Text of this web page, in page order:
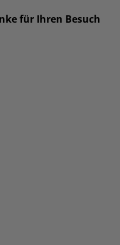
für Ihren Besuch